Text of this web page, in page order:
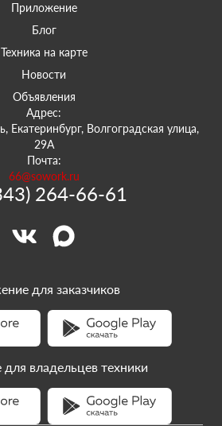
Приложение
Блог
Техника на карте
Новости
Объявления
Адрес:
Екатеринбург, Волгоградская улица,
29А
Почта:
66@sowork.ru
264-66-61
для заказчиков
владельцев техники